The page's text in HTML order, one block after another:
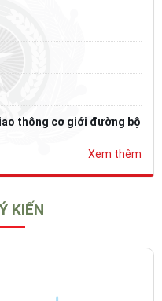
thông cơ giới đường bộ
Xem thêm
KIẾN